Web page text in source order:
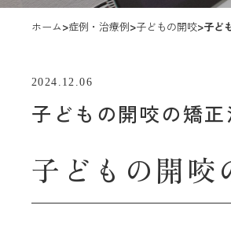
ホーム>症例・治療例>子どもの開咬>子ど
2024.12.06
子どもの開咬の矯
子どもの開